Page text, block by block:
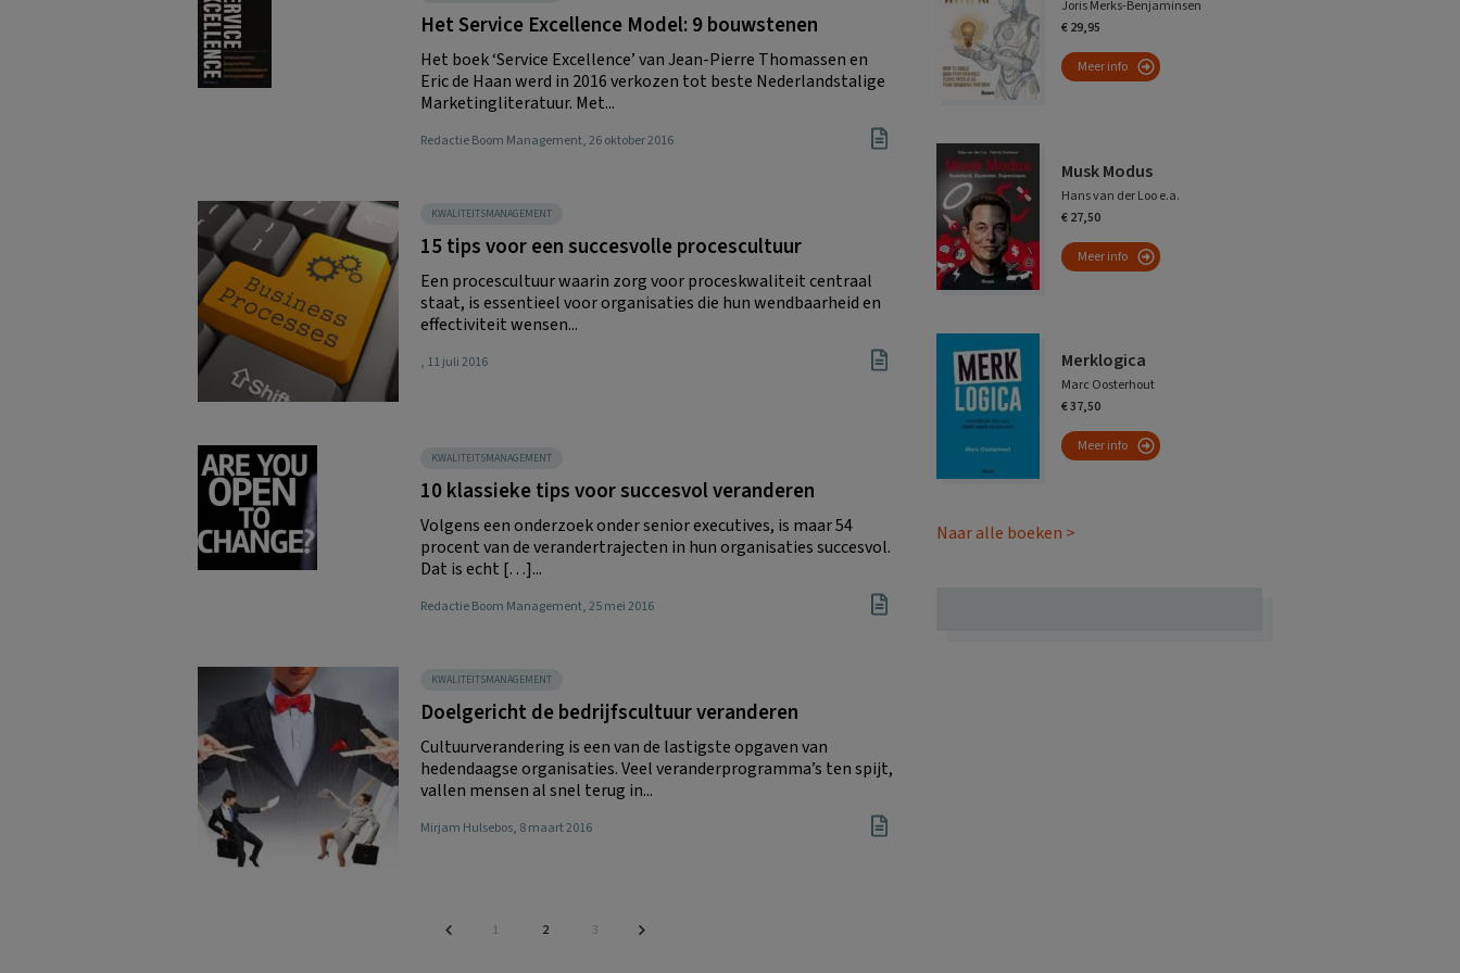
Het Service Excellence Model: 9 bouwstenen
Het boek ‘Service Excellence’ van Jean-Pierre Thomassen en
Eric de Haan werd in 2016 verkozen tot beste Nederlandstalige
Marketingliteratuur. Met...
Redactie Boom Management, 26 oktober 2016
KWALITEITSMANAGEMENT
15 tips voor een succesvolle procescultuur
Een procescultuur waarin zorg voor proceskwaliteit centraal
staat, is essentieel voor organisaties die hun wendbaarheid en
effectiviteit wensen...
, 11 juli 2016
KWALITEITSMANAGEMENT
10 klassieke tips voor succesvol veranderen
Volgens een onderzoek onder senior executives, is maar 54
procent van de verandertrajecten in hun organisaties succesvol.
Dat is echt […]...
Redactie Boom Management, 25 mei 2016
KWALITEITSMANAGEMENT
Doelgericht de bedrijfscultuur veranderen
Cultuurverandering is een van de lastigste opgaven van
hedendaagse organisaties. Veel veranderprogramma’s ten spijt,
vallen mensen al snel terug in...
Mirjam Hulsebos, 8 maart 2016
Pagina
1 Pagina
2 Pagina
3
Joris Merks-Benjaminsen
€ 29,95
Meer info
Musk Modus
Hans van der Loo e.a.
€ 27,50
Meer info
Merklogica
Marc Oosterhout
€ 37,50
Meer info
Naar alle boeken >